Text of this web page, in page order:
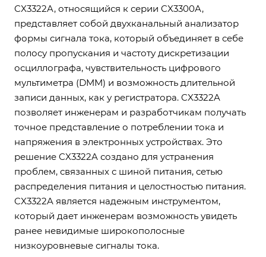
CX3322A, относящийся к серии CX3300A,
представляет собой двухканальный анализатор
формы сигнала тока, который объединяет в себе
полосу пропускания и частоту дискретизации
осциллографа, чувствительность цифрового
мультиметра (DMM) и возможность длительной
записи данных, как у регистратора. CX3322A
позволяет инженерам и разработчикам получать
точное представление о потреблении тока и
напряжения в электронных устройствах. Это
решение CX3322A создано для устранения
проблем, связанных с шиной питания, сетью
распределения питания и целостностью питания.
CX3322A является надежным инструментом,
который дает инженерам возможность увидеть
ранее невидимые широкополосные
низкоуровневые сигналы тока.